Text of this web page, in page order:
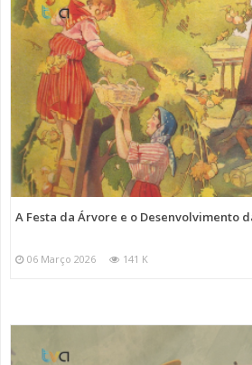
A Festa da Árvore e o Desenvolvimento
06 Março 2026 141 K